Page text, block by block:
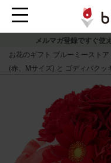
メルマガ登録ですぐ使
お花のギフト ブルーミーストア
(赤、Mサイズ) と ゴディバクッ